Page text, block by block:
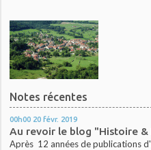
Notes récentes
00h00 20 févr. 2019
Au revoir le blog "Histoire &
Après 12 années de publications